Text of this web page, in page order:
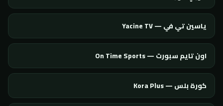
ياسين تي في — Yacine TV
اون تايم سبورت — On Time Sports
كورة بلس — Kora Plus